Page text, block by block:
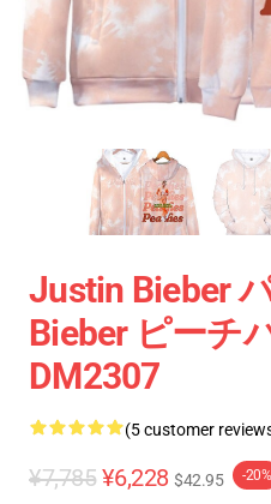
Justin Bieber
Bieber ピーチ
DM2307
(5 customer
¥7,785 ¥6,228 $42.95 -20%